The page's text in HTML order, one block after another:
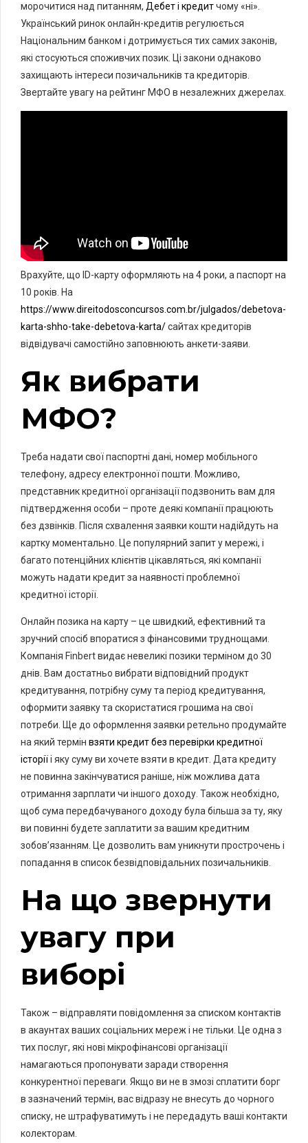
морочитися над питанням, Дебет і кредитчому «ні».
Український ринок онлайн-кредитів регулюється
Національним банком і дотримується тих самих законів,
які стосуються споживчих позик. Ці закони однаково
захищають інтереси позичальників та кредиторів.
Звертайте увагу на рейтинг МФО в незалежних джерелах.
Врахуйте, що ID-карту оформляють на 4 роки, а паспорт на
10 років. На
https://www.direitodosconcursos.com.br/julgados/debetova-
karta-shho-take-debetova-karta/сайтах кредиторів
відвідувачі самостійно заповнюють анкети-заяви.
Як вибрати
МФО?
Треба надати свої паспортні дані, номер мобільного
телефону, адресу електронної пошти. Можливо,
представник кредитної організації подзвонить вам для
підтвердження особи – проте деякі компанії працюють
без дзвінків. Після схвалення заявки кошти надійдуть на
картку моментально. Це популярний запит у мережі, і
багато потенційних клієнтів цікавляться, які компанії
можуть надати кредит за наявності проблемної
кредитної історії.
Онлайн позика на карту – це швидкий, ефективний та
зручний спосіб впоратися з фінансовими труднощами.
Компанія Finbert видає невеликі позики терміном до 30
днів. Вам достатньо вибрати відповідний продукт
кредитування, потрібну суму та період кредитування,
оформити заявку та скористатися грошима на свої
потреби. Ще до оформлення заявки ретельно продумайте
на який термін взяти кредит без перевірки кредитної
історіїі яку суму ви хочете взяти в кредит. Дата кредиту
не повинна закінчуватися раніше, ніж можлива дата
отримання зарплати чи іншого доходу. Також необхідно,
щоб сума передбачуваного доходу була більша за ту, яку
ви повинні будете заплатити за вашим кредитним
зобов’язанням. Це дозволить вам уникнути прострочень і
попадання в список безвідповідальних позичальників.
На що звернути
увагу при
виборі
Також – відправляти повідомлення за списком контактів
в акаунтах ваших соціальних мереж і не тільки. Це одна з
тих послуг, які нові мікрофінансові організації
намагаються пропонувати заради створення
конкурентної переваги. Якщо ви не в змозі сплатити борг
в зазначений термін, вас відразу не внесуть до чорного
списку, не штрафуватимуть і не передадуть ваші контакти
колекторам.